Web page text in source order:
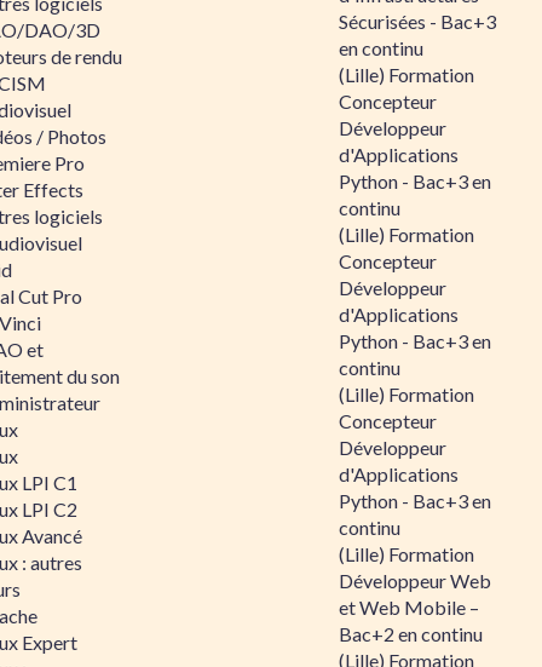
DAO/3D
de rendu
/ Photos
Pro
Effects
logiciels
Cut Pro
et
du son
LPI C1
LPI C2
Avancé
: autres
Expert
Sécurisées - Bac+3
en continu
(Lille) Formation
Concepteur
Développeur
d'Applications
Python - Bac+3 en
continu
(Lille) Formation
Concepteur
Développeur
d'Applications
Python - Bac+3 en
continu
(Lille) Formation
Concepteur
Développeur
d'Applications
Python - Bac+3 en
continu
(Lille) Formation
Développeur Web
et Web Mobile –
Bac+2 en continu
(Lille) Formation